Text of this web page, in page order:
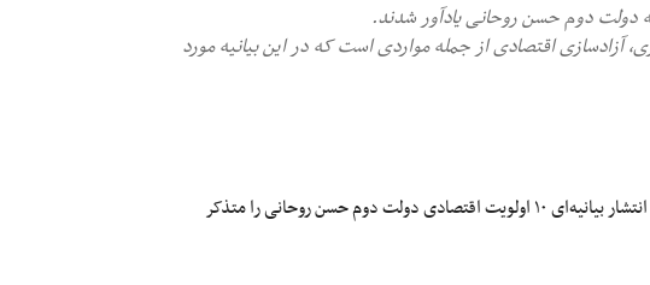
آزادسازی اقتصادی از جمله مواردی است که در این بیانیه مورد
بیانیه‌ای۱۰اولویت اقتصادی دولتدومحسن روحانی را متذکر